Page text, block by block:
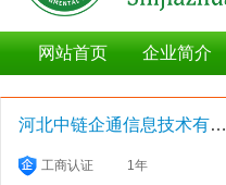
网站首页 企业简介
河北中链企通信息技术有限公司
工商认证 1年